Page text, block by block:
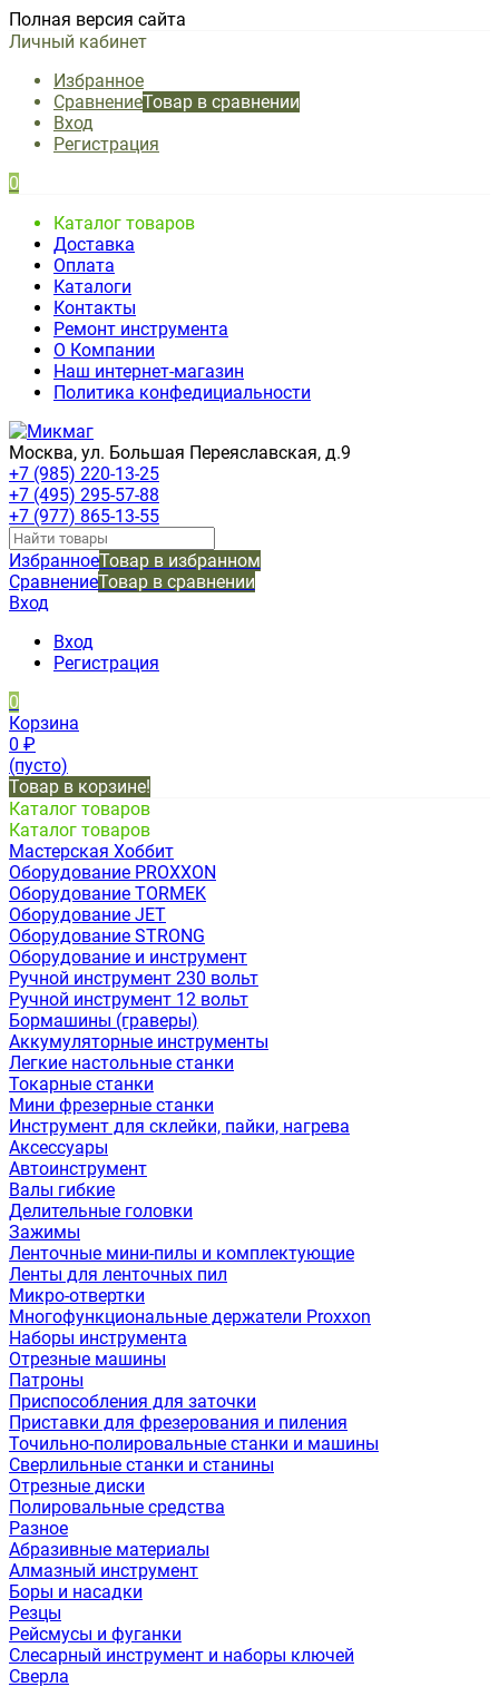
Полная версия сайта
Личный кабинет
Избранное
СравнениеТовар в сравнении
Вход
Регистрация
0
Каталог товаров
Доставка
Оплата
Каталоги
Контакты
Ремонт инструмента
О Компании
Наш интернет-магазин
Политика конфедициальности
Москва, ул. Большая Переяславская, д.9
+7 (985) 220-13-25
+7 (495) 295-57-88
+7 (977) 865-13-55
ИзбранноеТовар в избранном
СравнениеТовар в сравнении
Вход
Вход
Регистрация
0
Корзина
0 ₽
(пусто)
Товар в корзине!
Каталог товаров
Каталог товаров
Мастерская Хоббит
Оборудование PROXXON
Оборудование TORMEK
Оборудование JET
Оборудование STRONG
Оборудование и инструмент
Ручной инструмент 230 вольт
Ручной инструмент 12 вольт
Бормашины (граверы)
Аккумуляторные инструменты
Легкие настольные станки
Токарные станки
Мини фрезерные станки
Инструмент для склейки, пайки, нагрева
Аксессуары
Автоинструмент
Валы гибкие
Делительные головки
Зажимы
Ленточные мини-пилы и комплектующие
Ленты для ленточных пил
Микро-отвертки
Многофункциональные держатели Proxxon
Наборы инструмента
Отрезные машины
Патроны
Приспособления для заточки
Приставки для фрезерования и пиления
Точильно-полировальные станки и машины
Сверлильные станки и станины
Отрезные диски
Полировальные средства
Разное
Абразивные материалы
Алмазный инструмент
Боры и насадки
Резцы
Рейсмусы и фуганки
Слесарный инструмент и наборы ключей
Сверла